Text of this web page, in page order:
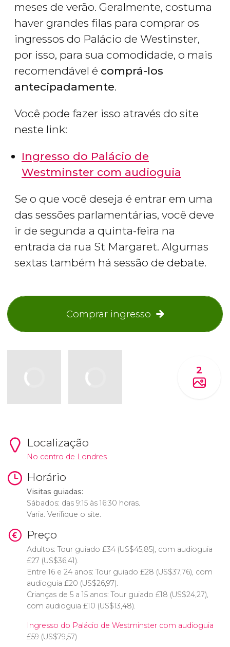
meses de verão. Geralmente, costuma
haver grandes filas para comprar os
ingressos do Palácio de Westinster,
por isso, para sua comodidade, o mais
recomendável é comprá-los
antecipadamente.
Você pode fazer isso através do site
neste link:
Ingresso do Palácio de
Westminster com audioguia
Se o que você deseja é entrar em uma
das sessões parlamentárias, você deve
ir de segunda a quinta-feira na
entrada da rua St Margaret. Algumas
sextas também há sessão de debate.
Comprar ingresso
2
Localização
No centro de Londres
Horário
Visitas guiadas:
Sábados: das 9:15 às 16:30 horas.
Varia. Verifique o site.
Preço
Adultos: Tour guiado £34 (US$45,85), com audioguia
£27 (US$36,41).
Entre 16 e 24 anos: Tour guiado £28 (US$37,76), com
audioguia £20 (US$26,97).
Crianças de 5 a 15 anos: Tour guiado £18 (US$24,27),
com audioguia £10 (US$13,48).
Ingresso do Palácio de Westminster com audioguia
£59 (US$79,57)